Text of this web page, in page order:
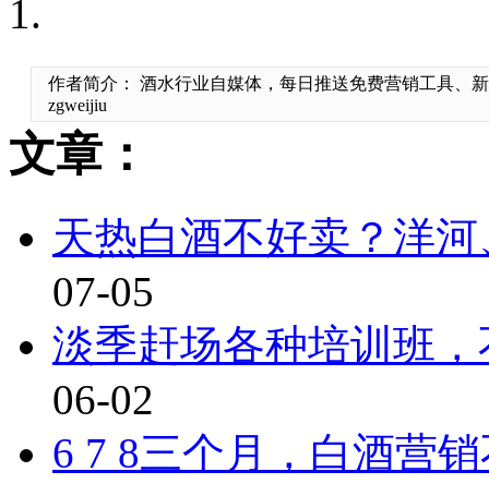
作者简介： 酒水行业自媒体，每日推送免费营销工具、
zgweijiu
文章：
天热白酒不好卖？洋
07-05
淡季赶场各种培训班
06-02
6 7 8三个月，白酒营